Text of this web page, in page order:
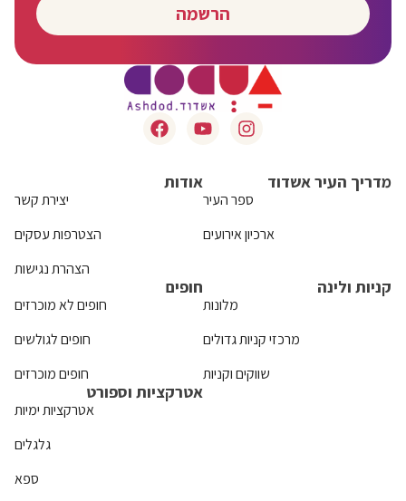
הרשמה
אודות
יצירת קשר
הצטרפות עסקים
הצהרת נגישות
מדריך העיר אשדוד
ספר העיר
ארכיון אירועים
חופים
חופים לא מוכרזים
חופים לגולשים
חופים מוכרזים
קניות ולינה
מלונות
מרכזי קניות גדולים
שווקים וקניות
אטרקציות וספורט
אטרקציות ימיות
גלגלים
ספא